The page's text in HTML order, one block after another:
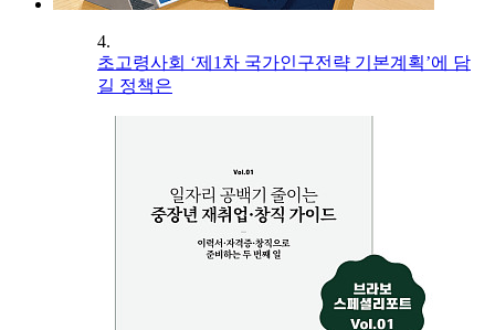
4.
초고령사회 ‘제1차 국가인구전략 기본계획’에 담
길 정책은